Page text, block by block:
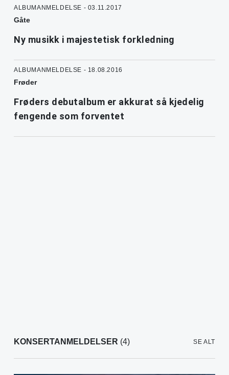
ALBUMANMELDELSE - 03.11.2017
Gåte
Ny musikk i majestetisk forkledning
ALBUMANMELDELSE - 18.08.2016
Frøder
Frøders debutalbum er akkurat så kjedelig
fengende som forventet
KONSERTANMELDELSER (4) SE ALT